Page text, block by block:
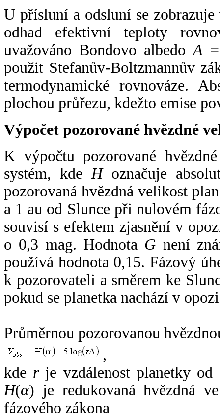
U přísluní a odsluní se
odhad efektivní teploty
uvažováno Bondovo albedoA
použit Stefanův-Boltzmannův
termodynamické rovnováze.
plochou průřezu, kdežto emise
Výpočet pozorované hvězdné
K výpočtu pozorované
systém, kde Hoznačuje
pozorovaná hvězdná velikost
a 1 au od Slunce při nulovém
souvisí s efektem zjasnění v
o 0,3 mag. Hodnota G není
používá hodnota 0,15. Fázový
k pozorovateli a směrem ke
pokud se planetka nachází v
Průměrnou pozorovanou
,
kde rje vzdálenost planetky od
H(α) je redukovaná hvězdná
fázového zákona